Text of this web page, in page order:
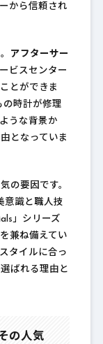
から信頼され
アフターサー
ビスセンター
とができま
の時計が修理
うな背景か
となっていま
の要因です。
意識と職人技
」シリーズ
兼ね備えてい
タイルに合っ
ばれる理由と
の人気